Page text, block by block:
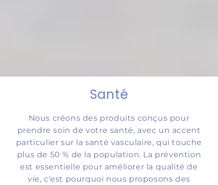
Santé
Nous créons des produits conçus pour
prendre soin de votre santé, avec un accent
particulier sur la santé vasculaire, qui touche
plus de 50 % de la population. La prévention
est essentielle pour améliorer la qualité de
vie, c'est pourquoi nous proposons des